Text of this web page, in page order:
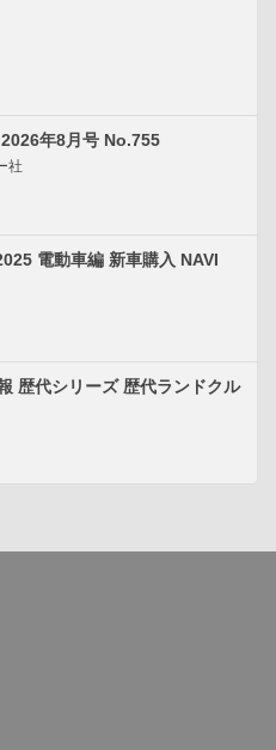
年8月号 No.755
社
電動車編 新車購入 NAVI
歴代シリーズ 歴代ランドクル